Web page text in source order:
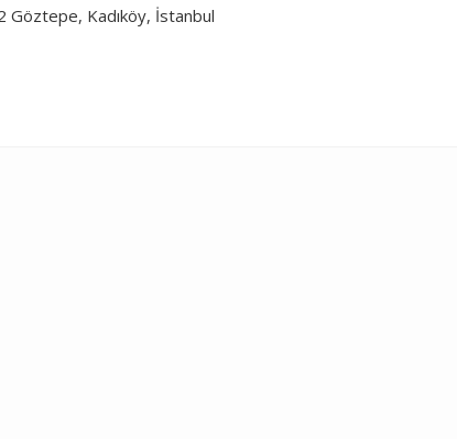
Göztepe, Kadıköy, İstanbul